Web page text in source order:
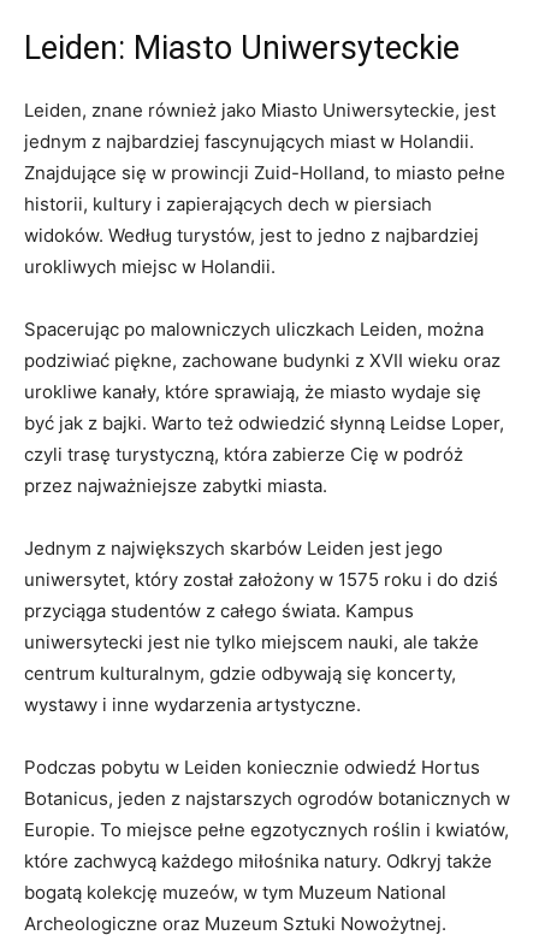
Leiden: Miasto Uniwersyteckie
Leiden, znane również jako Miasto Uniwersyteckie, jest
jednym z najbardziej⁤ fascynujących ⁣miast w Holandii.
Znajdujące się w prowincji Zuid-Holland, to miasto pełne
historii, kultury i⁤ zapierających dech w piersiach​
widoków. Według‍ turystów, jest to jedno z ​najbardziej
urokliwych miejsc w Holandii.
Spacerując po malowniczych⁢ uliczkach Leiden, można
podziwiać piękne, zachowane budynki z XVII wieku oraz
urokliwe kanały, ‌które sprawiają, że miasto wydaje się
być jak ⁤z bajki.‌ Warto też odwiedzić słynną Leidse Loper,
czyli trasę turystyczną, która zabierze Cię‌ w podróż
przez najważniejsze zabytki miasta.
Jednym z największych skarbów Leiden jest jego
uniwersytet, który został założony w 1575 roku i do dziś
przyciąga studentów ⁤z całego świata. Kampus
uniwersytecki jest nie tylko miejscem nauki, ale także
centrum kulturalnym, gdzie odbywają się koncerty,
wystawy i inne wydarzenia artystyczne.
Podczas pobytu w Leiden ​koniecznie odwiedź Hortus
Botanicus, jeden z najstarszych ogrodów⁢ botanicznych w
Europie. To miejsce pełne⁤ egzotycznych roślin ⁣i kwiatów,
które zachwycą każdego ⁢miłośnika natury. Odkryj także
bogatą kolekcję muzeów, w tym‌ Muzeum ⁣National
Archeologiczne oraz⁣ Muzeum Sztuki Nowożytnej.